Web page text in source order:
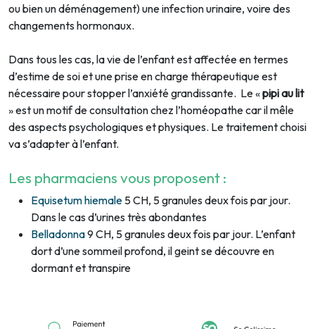
ou bien un déménagement) une infection urinaire, voire des
changements hormonaux.
Dans tous les cas, la vie de l’enfant est affectée en termes
d’estime de soi et une prise en charge thérapeutique est
nécessaire pour stopper l’anxiété grandissante. Le «pipi au lit
» est un motif de consultation chez l’homéopathe car il mêle
des aspects psychologiques et physiques. Le traitement choisi
va s’adapter à l’enfant.
Les pharmaciens vous proposent :
Equisetum hiemale 5 CH, 5 granules deux fois par jour.
Dans le cas d’urines très abondantes
Belladonna9 CH, 5 granules deux fois par jour. L’enfant
dort d’une sommeil profond, il geint se découvre en
dormant et transpire